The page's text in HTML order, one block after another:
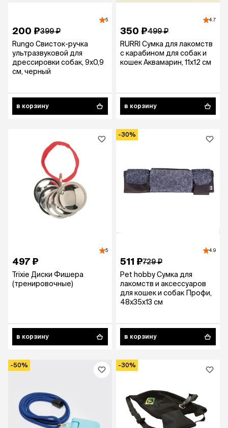
5
200 ₽399 ₽
Rungo Свисток-ручка
ультразвуковой для
дрессировки собак, 9х0,9
см, черный
в корзину
4.7
350 ₽499 ₽
RURRI Сумка для лакомств
с карабином для собак и
кошек Аквамарин, 11х12 см
в корзину
5
497 ₽
Trixie Диски Фишера
(тренировочные)
в корзину
-30%
4.9
511 ₽729 ₽
Pet hobby Сумка для
лакомств и аксессуаров
для кошек и собак Профи,
48х35х13 см
в корзину
-50% -30%